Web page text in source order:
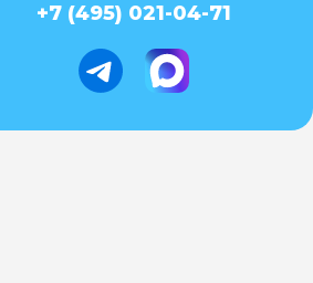
+7 (495) 021-04-71